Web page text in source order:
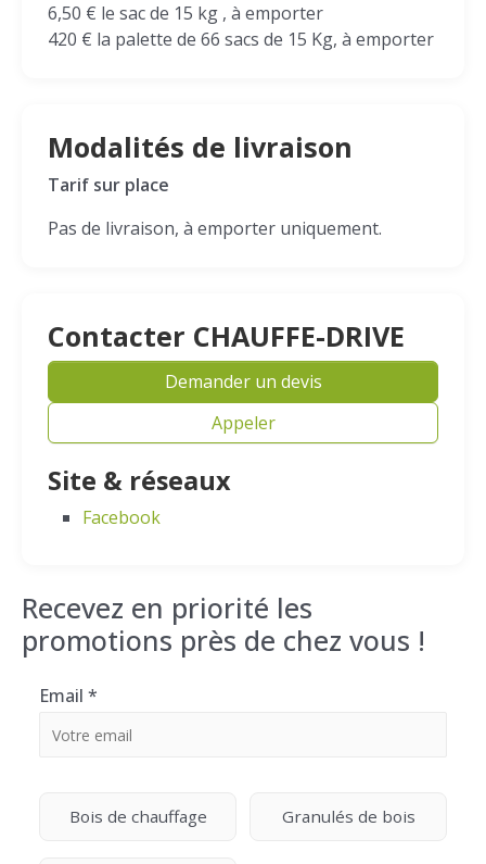
6,50 € le sac de 15 kg , à emporter
420 € la palette de 66 sacs de 15 Kg, à emporter
Modalités de livraison
Tarif sur place
Pas de livraison, à emporter uniquement.
Contacter CHAUFFE-DRIVE
Demander un devis
Appeler
Site & réseaux
Facebook
Recevez en priorité les
promotions près de chez vous !
Email *
Bois de chauffage Granulés de bois